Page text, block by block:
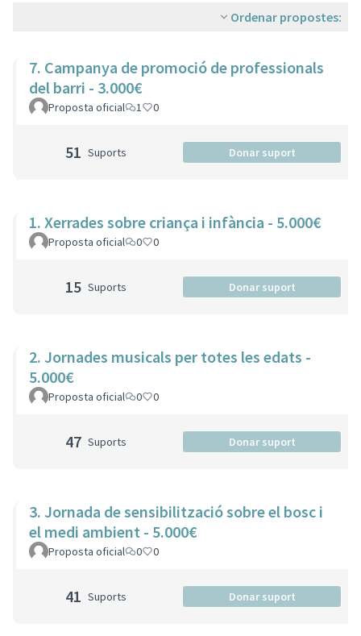
Ordenar propostes:
7. Campanya de promoció de professionals
del barri - 3.000€
Proposta oficial 1 0
51 Suports Donar suport
1. Xerrades sobre criança i infància - 5.000€
Proposta oficial 0 0
15 Suports Donar suport
2. Jornades musicals per totes les edats -
5.000€
Proposta oficial 0 0
47 Suports Donar suport
3. Jornada de sensibilització sobre el bosc i
el medi ambient - 5.000€
Proposta oficial 0 0
41 Suports Donar suport